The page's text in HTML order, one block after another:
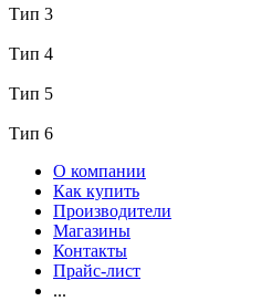
Тип 3
Тип 4
Тип 5
Тип 6
О компании
Как купить
Производители
Магазины
Контакты
Прайс-лист
...